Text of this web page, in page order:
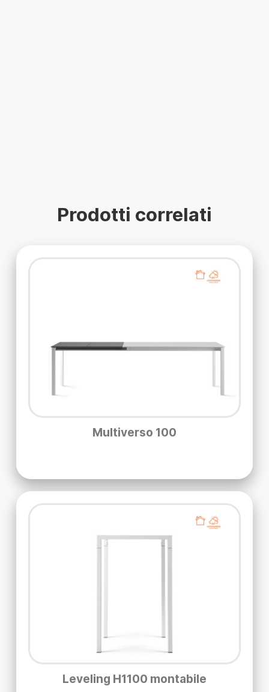
Prodotti correlati
Multiverso 100
Leveling H1100 montabile